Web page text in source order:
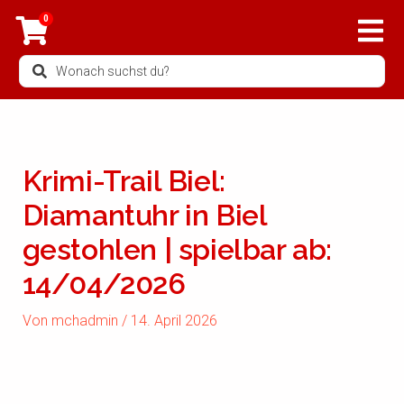
Inhalt
springen
0
Search
...
Krimi-Trail Biel:
Diamantuhr in Biel
gestohlen | spielbar ab:
14/04/2026
Von mchadmin / 14. April 2026